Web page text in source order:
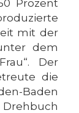
Prozent
mit der
dem
Der
die
Baden